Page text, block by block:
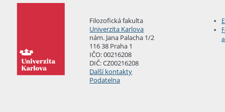
Filozofická fakulta
Univerzita Karlova
nám. Jana Palacha 1/2
116 38 Praha 1
IČO: 00216208
DIČ: CZ00216208
Další kontakty
Podatelna